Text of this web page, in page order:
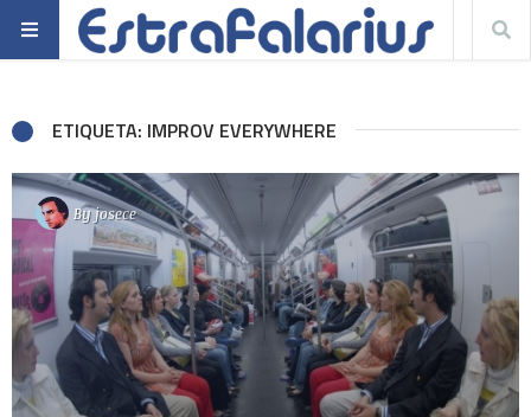
ETIQUETA: IMPROV EVERYWHERE
Byjosece